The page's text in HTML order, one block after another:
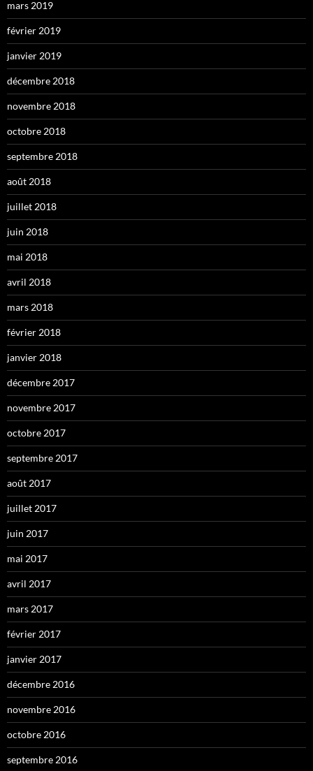
mars 2019
février 2019
janvier 2019
décembre 2018
novembre 2018
octobre 2018
septembre 2018
août 2018
juillet 2018
juin 2018
mai 2018
avril 2018
mars 2018
février 2018
janvier 2018
décembre 2017
novembre 2017
octobre 2017
septembre 2017
août 2017
juillet 2017
juin 2017
mai 2017
avril 2017
mars 2017
février 2017
janvier 2017
décembre 2016
novembre 2016
octobre 2016
septembre 2016